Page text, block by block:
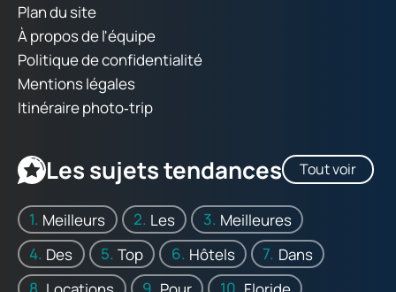
Plan du site
À propos de l'équipe
Politique de confidentialité
Mentions légales
Itinéraire photo‑trip
Les sujets tendances Tout voir
Meilleurs Les
Meilleures
Des
Top Hôtels
Dans